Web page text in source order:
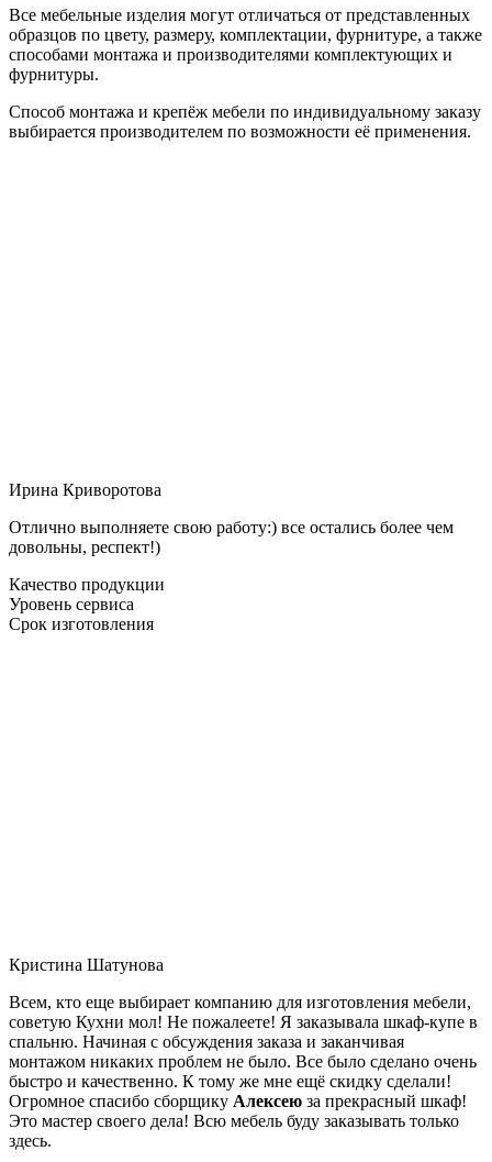
Все мебельные изделия могут отличаться от представленных
образцов по цвету, размеру, комплектации, фурнитуре, а также
способами монтажа и производителями комплектующих и
фурнитуры.
Способ монтажа и крепёж мебели по индивидуальному заказу
выбирается производителем по возможности её применения.
Ирина Криворотова
Отлично выполняете свою работу:) все остались более чем
довольны, респект!)
Качество продукции
Уровень сервиса
Срок изготовления
Кристина Шатунова
Всем, кто еще выбирает компанию для изготовления мебели,
советую Кухни мол! Не пожалеете! Я заказывала шкаф-купе в
спальню. Начиная с обсуждения заказа и заканчивая
монтажом никаких проблем не было. Все было сделано очень
быстро и качественно. К тому же мне ещё скидку сделали!
Огромное спасибо сборщику Алексею за прекрасный шкаф!
Это мастер своего дела! Всю мебель буду заказывать только
здесь.